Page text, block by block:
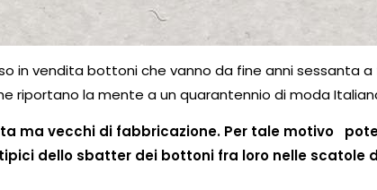
in vendita bottoni che vanno da fine anni
riportano la mente a un quarantennio di moda
ma vecchi di fabbricazione. Per tale motivo
dello sbatter dei bottoni fra loro nelle